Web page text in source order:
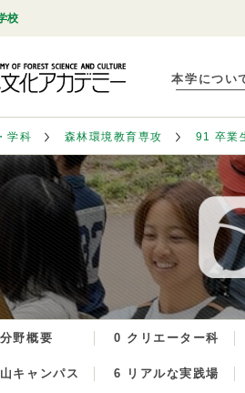
校
本学につい
学科 森林環境教育専攻 91 卒業
分野概要 0 クリエーター科
キャンパス 6 リアルな実践場